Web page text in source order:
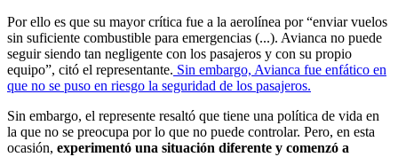
Por ello es que su mayor crítica fue a la aerolínea por “enviar vuelos
sin suficiente combustible para emergencias (...). Avianca no puede
seguir siendo tan negligente con los pasajeros y con su propio
equipo”, citó el representante. Sin embargo, Avianca fue enfático en
que no se puso en riesgo la seguridad de los pasajeros.
Sin embargo, el represente resaltó que tiene una política de vida en
la que no se preocupa por lo que no puede controlar. Pero, en esta
ocasión, experimentó una situación diferente y comenzó a